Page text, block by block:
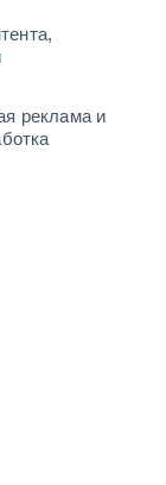
реклама и